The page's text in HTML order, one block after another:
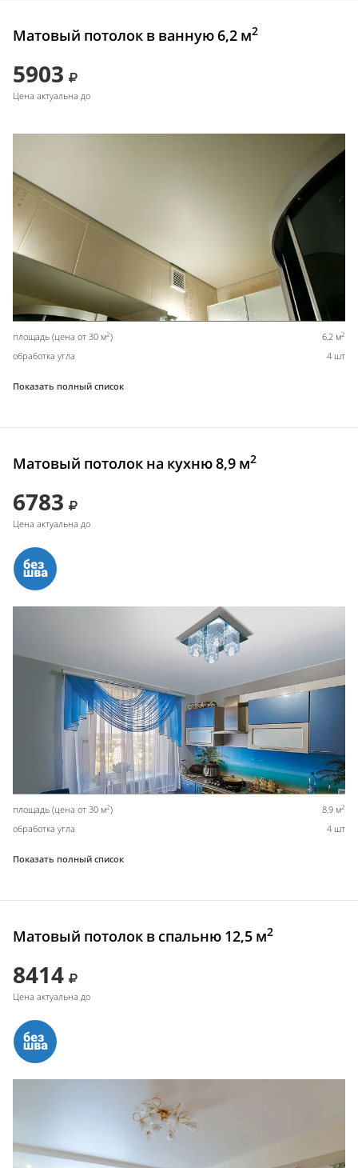
Матовый потолок в ванную 6,2 м2
5903
Цена актуальна до
площадь (цена от 30 м2) 6,2 м2
обработка угла 4 шт
Показать полный список
Матовый потолок на кухню 8,9 м2
6783
Цена актуальна до
площадь (цена от 30 м2) 8,9 м2
обработка угла 4 шт
Показать полный список
Матовый потолок в спальню 12,5 м2
8414
Цена актуальна до